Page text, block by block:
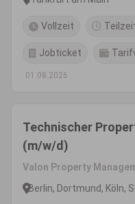
Vollzeit
Jobticket
01.08.2026
Technischer
(m/w/d)
Valon Property
Berlin, Dortmund, Köln,